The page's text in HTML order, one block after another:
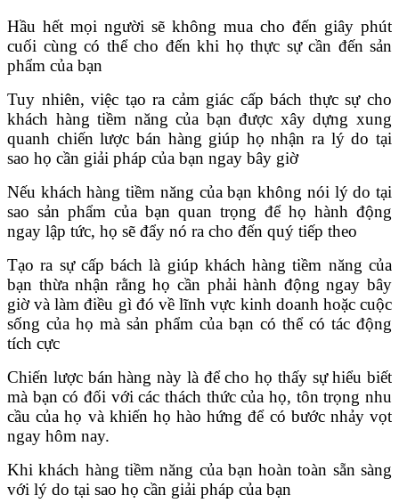
Hầu hết mọi người sẽ không mua cho đến giây phút
cuối cùng có thể cho đến khi họ thực sự cần đến sản
phẩm của bạn
Tuy nhiên, việc tạo ra cảm giác cấp bách thực sự cho
khách hàng tiềm năng của bạn được xây dựng xung
quanh chiến lược bán hàng giúp họ nhận ra lý do tại
sao họ cần giải pháp của bạn ngay bây giờ
Nếu khách hàng tiềm năng của bạn không nói lý do tại
sao sản phẩm của bạn quan trọng để họ hành động
ngay lập tức, họ sẽ đẩy nó ra cho đến quý tiếp theo
Tạo ra sự cấp bách là giúp khách hàng tiềm năng của
bạn thừa nhận rằng họ cần phải hành động ngay bây
giờ và làm điều gì đó về lĩnh vực kinh doanh hoặc cuộc
sống của họ mà sản phẩm của bạn có thể có tác động
tích cực
Chiến lược bán hàng này là để cho họ thấy sự hiểu biết
mà bạn có đối với các thách thức của họ, tôn trọng nhu
cầu của họ và khiến họ hào hứng để có bước nhảy vọt
ngay hôm nay.
Khi khách hàng tiềm năng của bạn hoàn toàn sẵn sàng
với lý do tại sao họ cần giải pháp của bạn